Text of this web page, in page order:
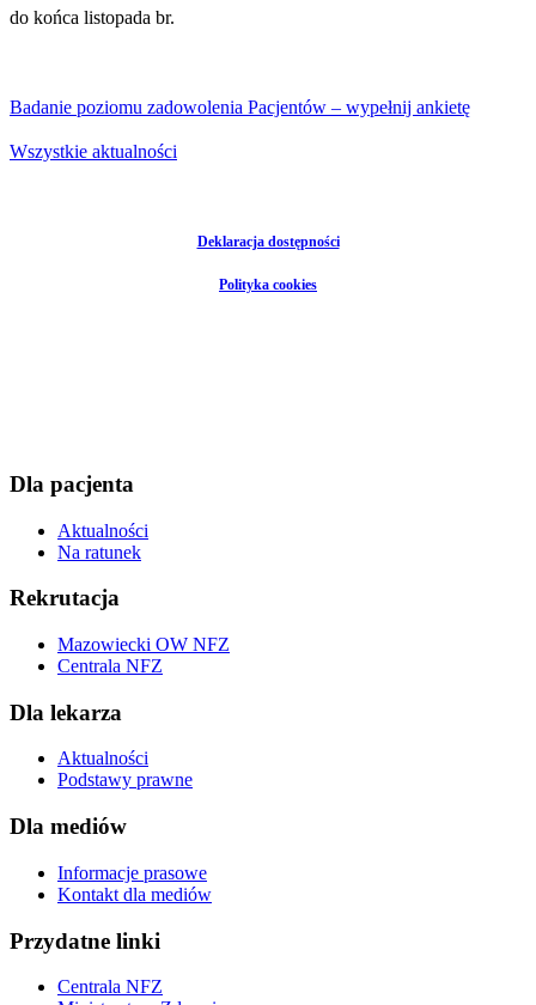
do końca listopada br.
Badanie poziomu zadowolenia Pacjentów – wypełnij ankietę
Wszystkie aktualności
Deklaracja dostępności
Polityka cookies
Dla pacjenta
Aktualności
Na ratunek
Rekrutacja
Mazowiecki OW NFZ
Centrala NFZ
Dla lekarza
Aktualności
Podstawy prawne
Dla mediów
Informacje prasowe
Kontakt dla mediów
Przydatne linki
Centrala NFZ